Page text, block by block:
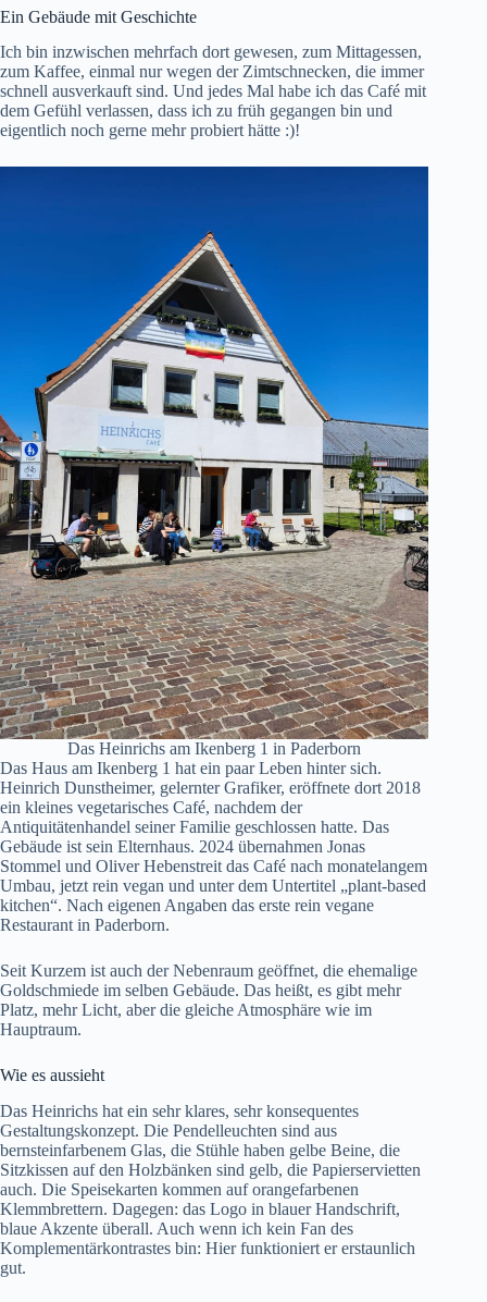
Ein Gebäude mit Geschichte
Ich bin inzwischen mehrfach dort gewesen, zum Mittagessen,
zum Kaffee, einmal nur wegen der Zimtschnecken, die immer
schnell ausverkauft sind. Und jedes Mal habe ich das Café mit
dem Gefühl verlassen, dass ich zu früh gegangen bin und
eigentlich noch gerne mehr probiert hätte :)!
Das Heinrichs am Ikenberg 1 in Paderborn
Das Haus am Ikenberg 1 hat ein paar Leben hinter sich.
Heinrich Dunstheimer, gelernter Grafiker, eröffnete dort 2018
ein kleines vegetarisches Café, nachdem der
Antiquitätenhandel seiner Familie geschlossen hatte. Das
Gebäude ist sein Elternhaus. 2024 übernahmen Jonas
Stommel und Oliver Hebenstreit das Café nach monatelangem
Umbau, jetzt rein vegan und unter dem Untertitel „plant-based
kitchen“. Nach eigenen Angaben das erste rein vegane
Restaurant in Paderborn.
Seit Kurzem ist auch der Nebenraum geöffnet, die ehemalige
Goldschmiede im selben Gebäude. Das heißt, es gibt mehr
Platz, mehr Licht, aber die gleiche Atmosphäre wie im
Hauptraum.
Wie es aussieht
Das Heinrichs hat ein sehr klares, sehr konsequentes
Gestaltungskonzept. Die Pendelleuchten sind aus
bernsteinfarbenem Glas, die Stühle haben gelbe Beine, die
Sitzkissen auf den Holzbänken sind gelb, die Papierservietten
auch. Die Speisekarten kommen auf orangefarbenen
Klemmbrettern. Dagegen: das Logo in blauer Handschrift,
blaue Akzente überall. Auch wenn ich kein Fan des
Komplementärkontrastes bin: Hier funktioniert er erstaunlich
gut.